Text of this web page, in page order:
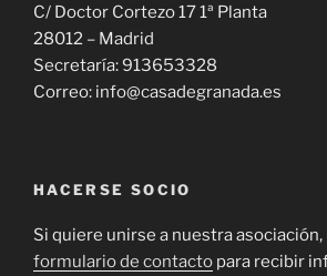
C/ Doctor Cortezo 17 1ª Planta
28012 – Madrid
Secretaría: 913653328
Correo: info@casadegranada.es
HACERSE SOCIO
Si quiere unirse a nuestra
formulario de contacto para recibir